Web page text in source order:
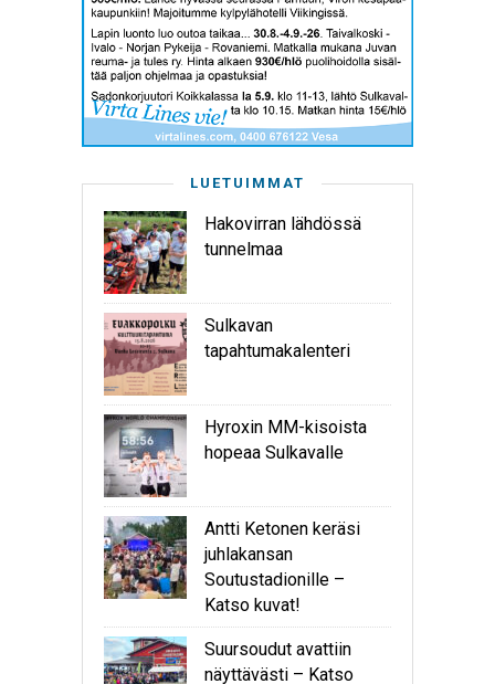
LUETUIMMAT
Hakovirran lähdössä
tunnelmaa
Sulkavan
tapahtumakalenteri
Hyroxin MM-kisoista
hopeaa Sulkavalle
Antti Ketonen keräsi
juhlakansan
Soutustadionille –
Katso kuvat!
Suursoudut avattiin
näyttävästi – Katso